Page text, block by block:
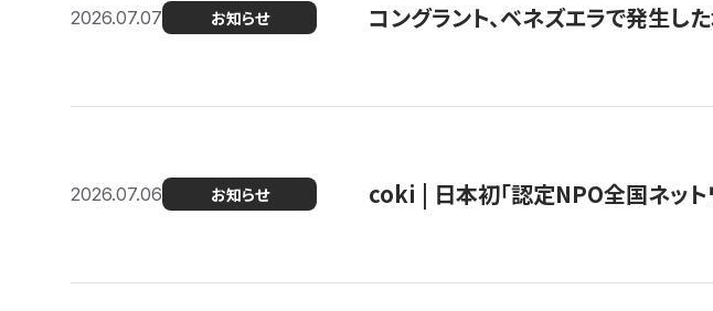
2026.07.07 お知らせ コングラント、ベネズエラで発生し
2026.07.06 お知らせ coki | 日本初「認定NPO全国ネット